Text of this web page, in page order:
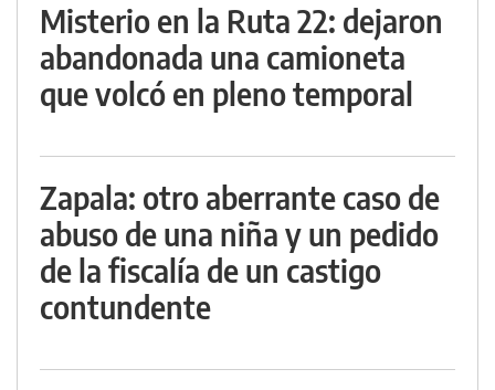
Misterio en la Ruta 22: dejaron
abandonada una camioneta
que volcó en pleno temporal
Zapala: otro aberrante caso de
abuso de una niña y un pedido
de la fiscalía de un castigo
contundente